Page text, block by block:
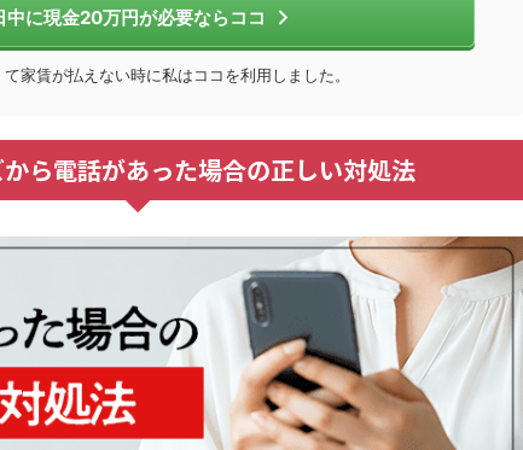
中に現金20万円が必要ならココ
家賃が払えない時に私はココを利用しました。
ら電話があった場合の正しい対処法